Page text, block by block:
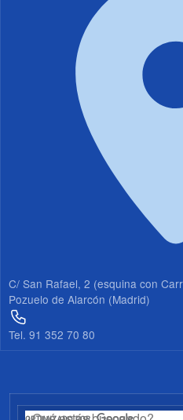
C/ San Rafael, 2 (esquina con
Pozuelo de Alarcón (Madrid)
Tel. 91 352 70 80